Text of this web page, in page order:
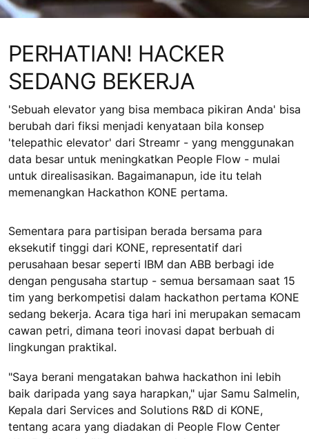
PERHATIAN! HACKER
SEDANG BEKERJA
'Sebuah elevator yang bisa membaca pikiran Anda' bisa
berubah dari fiksi menjadi kenyataan bila konsep
'telepathic elevator' dari Streamr - yang menggunakan
data besar untuk meningkatkan People Flow - mulai
untuk direalisasikan. Bagaimanapun, ide itu telah
memenangkan Hackathon KONE pertama.
Sementara para partisipan berada bersama para
eksekutif tinggi dari KONE, representatif dari
perusahaan besar seperti IBM dan ABB berbagi ide
dengan pengusaha startup - semua bersamaan saat 15
tim yang berkompetisi dalam hackathon pertama KONE
sedang bekerja. Acara tiga hari ini merupakan semacam
cawan petri, dimana teori inovasi dapat berbuah di
lingkungan praktikal.
"Saya berani mengatakan bahwa hackathon ini lebih
baik daripada yang saya harapkan," ujar Samu Salmelin,
Kepala dari Services and Solutions R&D di KONE,
tentang acara yang diadakan di People Flow Center